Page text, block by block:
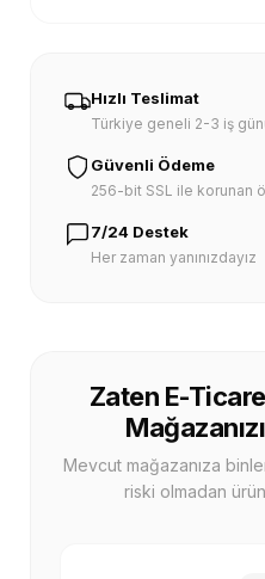
Hızlı Teslimat
Türkiye geneli 2-3 iş
Güvenli Ödeme
256-bit SSL ile korunan
7/24 Destek
Her zaman yanınızdayız
Zaten E-
Mevcut mağazanıza
riski olmadan